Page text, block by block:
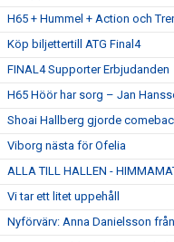
H65 + Hummel + Action och
Köp biljettertill ATG Final4
FINAL4 Supporter Erbjudanden
H65 Höör har sorg – Jan
Shoai Hallberg gjorde
Viborg nästa för Ofelia
ALLA TILL HALLEN -
Vi tar ett litet uppehåll
Nyförvärv: Anna Danielsson